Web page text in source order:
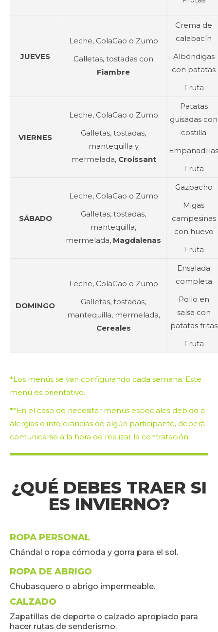
JUEVES
Leche, ColaCao o Zumo
Galletas, tostadas con
Fiambre
Crema de
calabacín
Albóndigas
con patatas
Fruta
VIERNES
Leche, ColaCao o Zumo
Galletas, tostadas,
mantequilla y
mermelada, Croissant
Patatas
guisadas con
costilla
Empanadillas
Fruta
SÁBADO
Leche, ColaCao o Zumo
Galletas, tostadas,
mantequilla,
mermelada, Magdalenas
Gazpacho
Migas
campesinas
con huevo
Fruta
DOMINGO
Leche, ColaCao o Zumo
Galletas, tostadas,
mantequilla, mermelada,
Cereales
Ensalada
completa
Pollo en
salsa con
patatas fritas
Fruta
*Los menús se van configurando cada semana. Este
menú es orientativo.
**En el caso de necesitar menús especiales debido a
alergias o intolerancias de algún participante, deberá
comunicarse a la hora de realizar la contratación.
¿QUÉ DEBES TRAER SI
ES INVIERNO?
ROPA PERSONAL
Chándal o ropa cómoda y gorra para el sol.
ROPA DE ABRIGO
Chubasquero o abrigo impermeable.
CALZADO
Zapatillas de deporte o calzado apropiado para
hacer rutas de senderismo.